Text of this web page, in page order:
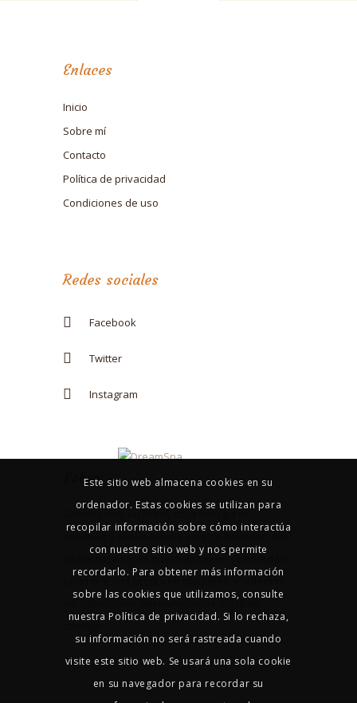
Enlaces
Inicio
Sobre mí
Contacto
Política de privacidad
Condiciones de uso
Redes sociales
Facebook
Twitter
Instagram
Sobre
expande y nos convierte en algo hermoso. Sin
embargo, a veces nuestras raíces se enredan
sin saber cómo desenredarnos. Deslíate
Este sitio web almacena cookies en su
ordenador. Estas cookies se utilizan para
recopilar información sobre cómo interactúa
con nuestro sitio web y nos permite
recordarlo. Para obtener más información
sobre las cookies que utilizamos, consulte
nuestra Política de privacidad. Si lo rechaza,
su información no será rastreada cuando
visite este sitio web. Se usará una sola cookie
en su navegador para recordar su